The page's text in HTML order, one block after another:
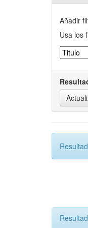
Añadir
Usa los